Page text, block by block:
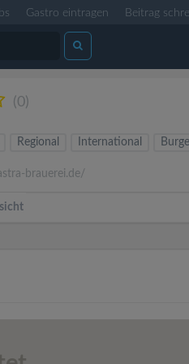
Gastro eintragen Beitrag
(0)
Regional International
brauerei.de/